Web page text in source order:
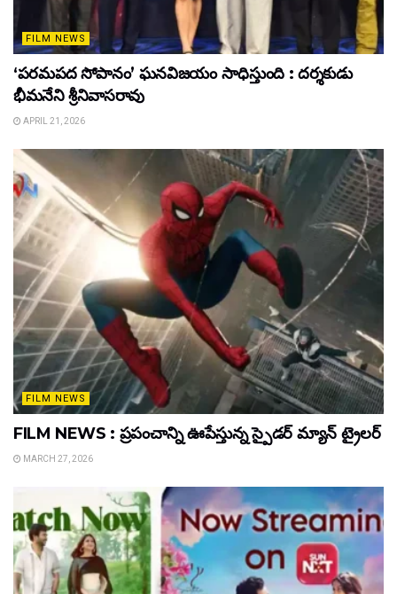
FILM NEWS
‘పరమపద సోపానం’ ఘనవిజయం సాధిస్తుంది : దర్శకుడు
భీమనేని శ్రీనివాసరావు
APRIL 21, 2026
FILM NEWS
FILM NEWS : ప్రపంచాన్ని ఊపేస్తున్న స్పైడర్ మ్యాన్ ట్రైలర్
MARCH 27, 2026